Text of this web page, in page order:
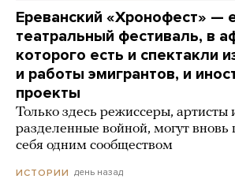
Ереванский «Хронофест» —
театральный фестиваль, в
которого есть и спектакли
и работы эмигрантов, и
проекты
Только здесь режиссеры, артисты
разделенные войной, могут вновь
себя одним сообществом
ИСТОРИИ день назад